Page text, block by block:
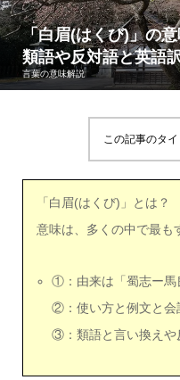
「白眉(はくび)」の
類語や反対語と英語
言葉の意味解説
この記事のタ
「白眉(はくび)」とは？
意味は、多くの中で最も
①：由来は「蜀志ー馬
②：使い方と例文と会
③：類語と言い換えや